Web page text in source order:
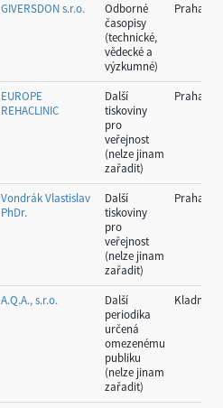
GIVERSDON s.r.o.
Odborné
časopisy
(technické,
vědecké a
výzkumné)
Praha
EUROPE
REHACLINIC
Další
tiskoviny
pro
veřejnost
(nelze jinam
zařadit)
Praha
Vondrák Vlastislav
PhDr.
Další
tiskoviny
pro
veřejnost
(nelze jinam
zařadit)
Praha
A.Q.A., s.r.o.
Další
periodika
určená
omezenému
publiku
(nelze jinam
zařadit)
Kladno